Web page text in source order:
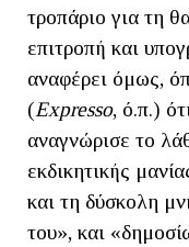
τροπάριο για τη
επιτροπή και
αναφέρει όμως,
(Expresso, ό.π.)
αναγνώρισε το
εκδικητικής
και τη δύσκολη
του», και